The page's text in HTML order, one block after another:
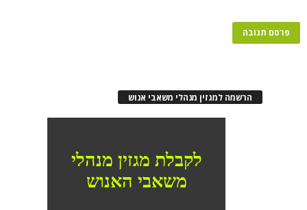
הרשמה למגזין מנהלי משאבי אנוש